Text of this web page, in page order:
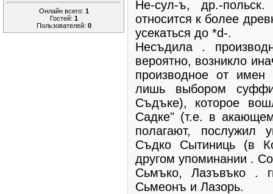
Онлайн всего: 1
Гостей: 1
Пользователей: 0
Не-сул-ъ, др.-
относится к более
усекаться до *d-.
Несъдила .
вероятно, возникло
производное от
лишь выбором
Съдъке), которое
Садке" (т.е. в
полагают,
Съдко Сытиниць (в
другом упоминании .
Сьмъко, Лазъвъко .
Сьмеонъ и Лазорь.